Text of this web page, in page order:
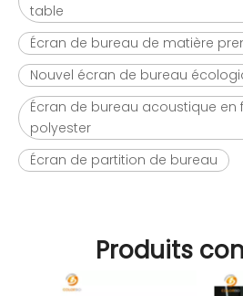
table
Écran de bureau de matière
Nouvel écran de bureau
Écran de bureau acoustique en
polyester
Écran de partition de bureau
Produits